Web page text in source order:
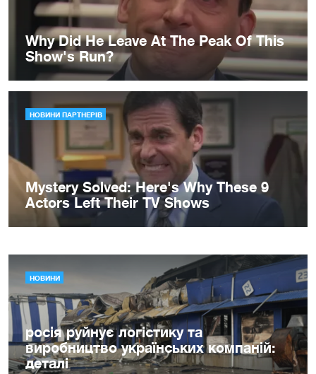
НОВИНИ
росія руйнує логістику та
виробництво українських компаній:
деталі